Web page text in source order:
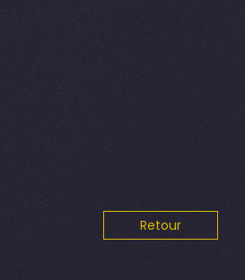
Retour